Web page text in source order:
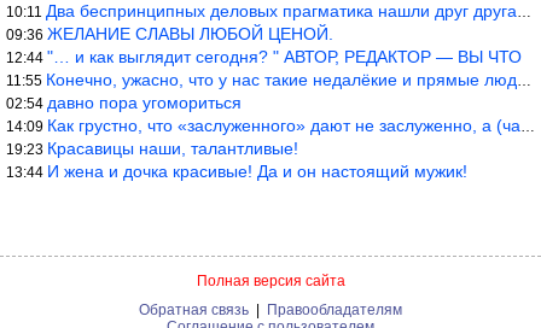
10:11 Два беспринципных деловых прагматика нашли друг друга и «остепен
09:36 ЖЕЛАНИЕ СЛАВЫ ЛЮБОЙ ЦЕНОЙ.
12:44 "… и как выглядит сегодня? " АВТОР, РЕДАКТОР — ВЫ ЧТО
11:55 Конечно, ужасно, что у нас такие недалёкие и прямые люди… Как мо
02:54 давно пора угомориться
14:09 Как грустно, что «заслуженного» дают не заслуженно, а (чаще) по-
19:23 Красавицы наши, талантливые!
13:44 И жена и дочка красивые! Да и он настоящий мужик!
Полная версия сайта
Обратная связь
Правообладателям